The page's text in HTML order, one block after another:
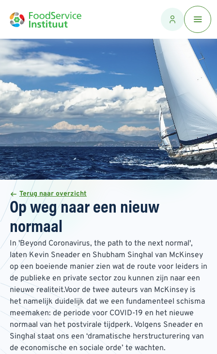
Terug naar overzicht
Op weg naar een nieuw
normaal
In 'Beyond Coronavirus, the path to the next normal',
laten Kevin Sneader en Shubham Singhal van McKinsey
op een boeiende manier zien wat de route voor leiders in
de publieke en private sector zou kunnen zijn naar een
nieuwe realiteit.Voor de twee auteurs van McKinsey is
het namelijk duidelijk dat we een fundamenteel schisma
meemaken: de periode voor COVID-19 en het nieuwe
normaal van het postvirale tijdperk. Volgens Sneader en
Singhal staat ons een ‘dramatische herstructurering van
de economische en sociale orde’ te wachten.